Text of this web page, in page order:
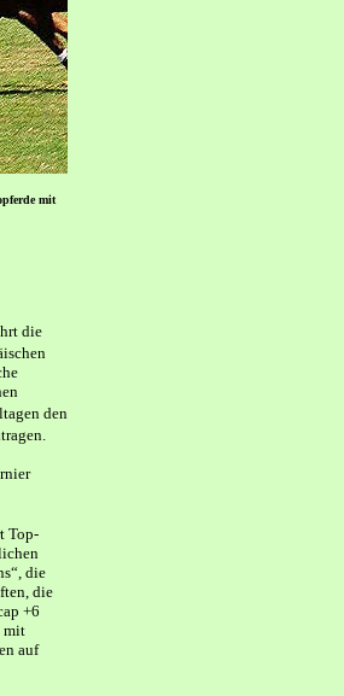
mit
die
den
Top-
die
die
+6
mit
auf